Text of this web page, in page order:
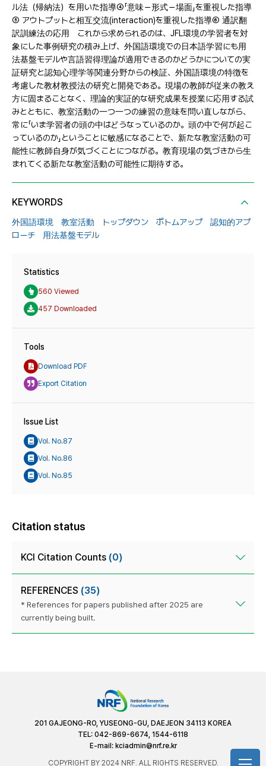
ル法（帰納法）を用いた指導④「意味－形式－場面」を重視した指導
⑤ アウトプットと相互交流(interaction)を重視した指導⑥ 通訳翻
訳訓練法の応用 これから求められるのは、JFL環境の学習者を対
象にした事例研究の積み上げ、外国語環境での日本語学習にも用
法基盤モデルや言語習得理論が適用できるのかどうかについての実
証研究と認知心理学等関連分野からの検証、外国語環境の特徴を
考慮した教材教授法の研究と開発である。現場の教師が従来の教え
方に固まることなく、理論的実証的な研究成果を授業に応用する試
みとともに、教室活動の一つ一つの練習の意味を問い直しながら、
常に「いま学習者の頭の中はどうなっているのか。頭の中で何が起こ
っているのか」ということに敏感になることで、新たな教室活動の可
能性に教師自身が気づくことにつながる。教育現場の気づきから生
まれてくる新たな教室活動の可能性に期待する。
KEYWORDS
外国語環境 教室活動 トップダウン ボトムアップ 認知的アプ
ローチ 用法基盤モデル
Statistics
560 Viewed
457 Downloaded
Tools
Download PDF
Export Citation
Issue List
Vol. No.87
Vol. No.86
Vol. No.85
Citation status
KCI Citation Counts (0)
REFERENCES (35)
* References for papers published after 2025 are
currently being built.
201 GAJEONG-RO, YUSEONG-GU, DAEJEON 34113 KOREA
TEL: 042-869-6674, 1544-6118
E-mail: kciadmin@nrf.re.kr
COPYRIGHT BY 2024 NRF. ALL RIGHTS RESERVED.